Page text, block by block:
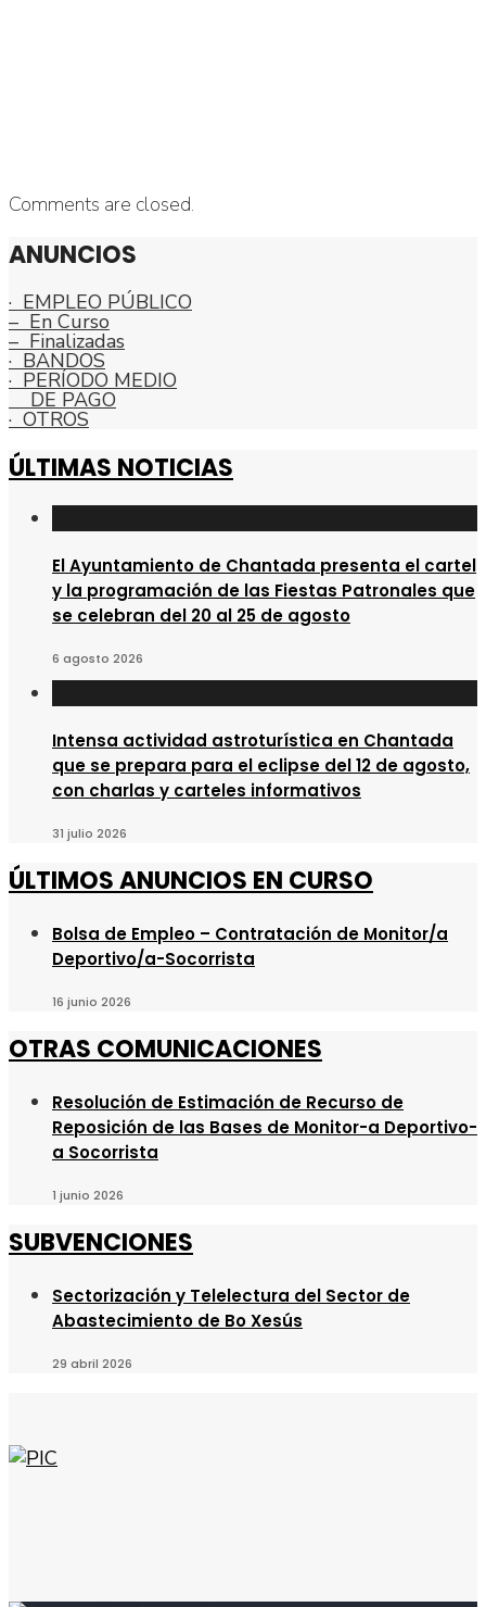
Comments are closed.
ANUNCIOS
· EMPLEO PÚBLICO
– En Curso
– Finalizadas
· BANDOS
· PERÍODO MEDIO
DE PAGO
· OTROS
ÚLTIMAS NOTICIAS
El Ayuntamiento de Chantada presenta el cartel
y la programación de las Fiestas Patronales que
se celebran del 20 al 25 de agosto
6 agosto 2026
Intensa actividad astroturística en Chantada
que se prepara para el eclipse del 12 de agosto,
con charlas y carteles informativos
31 julio 2026
ÚLTIMOS ANUNCIOS EN CURSO
Bolsa de Empleo – Contratación de Monitor/a
Deportivo/a-Socorrista
16 junio 2026
OTRAS COMUNICACIONES
Resolución de Estimación de Recurso de
Reposición de las Bases de Monitor-a Deportivo-
a Socorrista
1 junio 2026
SUBVENCIONES
Sectorización y Telelectura del Sector de
Abastecimiento de Bo Xesús
29 abril 2026